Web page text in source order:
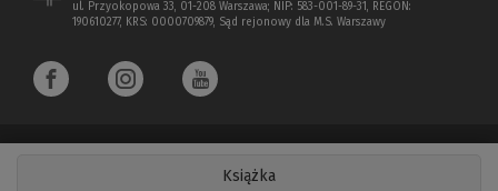
Książka
ul. Przyokopowa 33, 01-208 Warszawa; NIP: 583-001-89-31, REGON:
190610277, KRS: 0000709879, Sąd rejonowy dla M.S. Warszawy